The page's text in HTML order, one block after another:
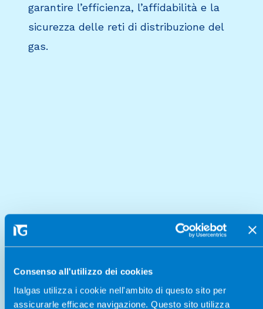
Consenso all'utilizzo dei cookies
Italgas utilizza i cookie nell'ambito di questo sito per
assicurarle efficace navigazione. Questo sito utilizza
garantire l’efficienza, l’affidabilità e la
sicurezza delle reti di distribuzione del
gas.